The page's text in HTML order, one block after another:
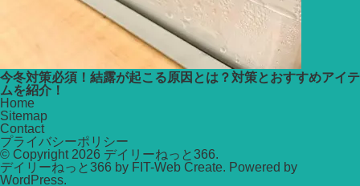
今冬対策必須！結露が起こる原因とは？対策とおすすめアイテ
ムを紹介！
Home
Sitemap
Contact
プライバシーポリシー
© Copyright 2026 デイリーねっと366.
デイリーねっと366 by FIT-Web Create. Powered by
WordPress.